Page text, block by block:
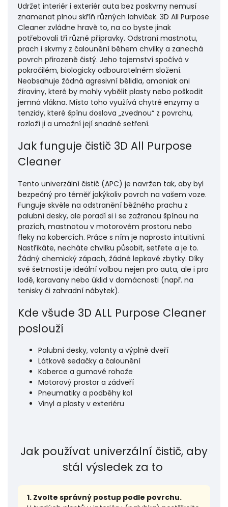
Udržet interiér i exteriér auta bez poskvrny nemusí
znamenat plnou skříň různých lahviček. 3D All Purpose
Cleaner zvládne hravě to, na co byste jinak
potřebovali tři různé přípravky. Odstraní mastnotu,
prach i skvrny z čalounění během chvilky a zanechá
povrch přirozeně čistý. Jeho tajemství spočívá v
pokročilém, biologicky odbouratelném složení.
Neobsahuje žádná agresivní bělidla, amoniak ani
žíraviny, které by mohly vybělit plasty nebo poškodit
jemná vlákna. Místo toho využívá chytré enzymy a
tenzidy, které špínu doslova „zvednou“ z povrchu,
rozloží ji a umožní její snadné setření.
Jak funguje čistič 3D All Purpose
Cleaner
Tento univerzální čistič (APC) je navržen tak, aby byl
bezpečný pro téměř jakýkoliv povrch na vašem voze.
Funguje skvěle na odstranění běžného prachu z
palubní desky, ale poradí si i se zažranou špínou na
prazích, mastnotou v motorovém prostoru nebo
fleky na kobercích. Práce s ním je naprosto intuitivní.
Nastříkáte, necháte chvilku působit, setřete a je to.
Žádný chemický zápach, žádné lepkavé zbytky. Díky
své šetrnosti je ideální volbou nejen pro auta, ale i pro
lodě, karavany nebo úklid v domácnosti (např. na
tenisky či zahradní nábytek).
Kde všude 3D ALL Purpose Cleaner
poslouží
Palubní desky, volanty a výplně dveří
Látkové sedačky a čalounění
Koberce a gumové rohože
Motorový prostor a zádveří
Pneumatiky a podběhy kol
Vinyl a plasty v exteriéru
Jak používat univerzální čistič, aby
stál výsledek za to
1. Zvolte správný postup podle povrchu.